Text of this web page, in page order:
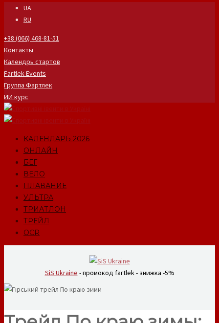
UA
RU
+38 (066) 468-81-51
Контакты
Календрь стартов
Fartlek Events
Группа Фартлек
ИИ курс
КАЛЕНДАРЬ 2026
ОНЛАЙН
БЕГ
ВЕЛО
ПЛАВАНИЕ
УЛЬТРА
ТРИАТЛОН
ТРЕЙЛ
OCR
SiS Ukraine - промокод fartlek - знижка -5%